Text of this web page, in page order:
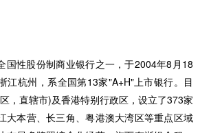
国性股份制商业银行之一，于2004年8月18
江杭州，系全国第13家"A+H"上市银行。目
，直辖市)及香港特别行政区，设立了373家
大本营、长三角、粤港澳大湾区等重点区域